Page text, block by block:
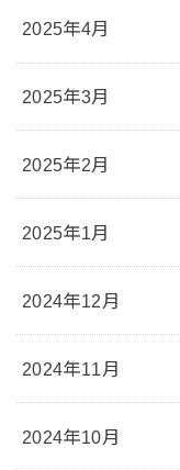
2025年4月
2025年3月
2025年2月
2025年1月
2024年12月
2024年11月
2024年10月